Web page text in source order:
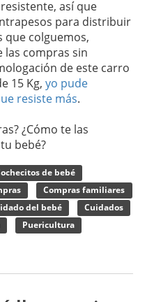
así que
para distribuir
que colguemos,
las compras sin
de este carro
15 Kg, yo pude
resiste más.
¿Cómo te las
bebé?
de bebé
Compras familiares
del bebé
Cuidados
Puericultura